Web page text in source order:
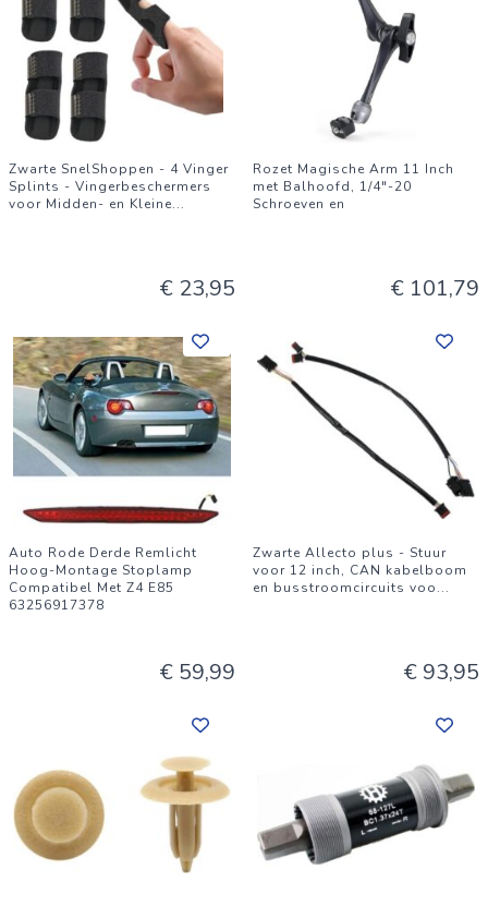
Zwarte SnelShoppen - 4 Vinger
Splints - Vingerbeschermers
voor Midden- en Kleine...
€ 23,95
Rozet Magische Arm 11 Inch
met Balhoofd, 1/4"-20
Schroeven en
€ 101,79
Auto Rode Derde Remlicht
Hoog-Montage Stoplamp
Compatibel Met Z4 E85
63256917378
€ 59,99
Zwarte Allecto plus - Stuur
voor 12 inch, CAN kabelboom
en busstroomcircuits voo...
€ 93,95